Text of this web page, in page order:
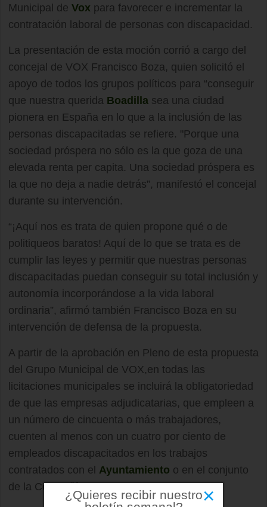
Municipal de Vox para favorecer e incrementar la
contratación laboral de personas con discapacidad.
La presentación de esta moción corrió a cargo del
concejal de VOX Francisco Boza, quien solicitó el
apoyo de todos los grupos políticos para “conseguir
que nuestra querida Boadilla sea una ciudad
pionera en España en lo que a la inclusión de las
personas discapacitadas se refiere. "Porque una
sociedad próspera no sólo es la que goza de una
elevada renta per capita. Una sociedad próspera es
la que no deja a nadie detrás”, manifestó el concejal
durante su intervención.
“¡Aquí nos es trata de quien propone qué o de
politiqueos baratos! Aquí de lo que se trata es de
cumplir las leyes y permitir que nuestras personas
discapacitadas puedan conseguir su total inclusión y
autonomía incorporándose a la vida laboral
ordinaria”, afirmó también Francisco Boza en su
intervención de defensa de la propuesta.
A partir de la aprobación en Pleno de esta propuesta
del Grupo Municipal de VOX,en todas las
licitaciones municipales se incluirá la obligatoriedad
de que las empresas adjudicatarias, que empleen a
un número de cincuenta o más trabajadores,
cuenten al menos con un cuatro por ciento de
empleados discapacitados en los trabajos
contratados con el Ayuntamiento o en el conjunto
de la Compañía.
×
¿Quieres recibir nuestro